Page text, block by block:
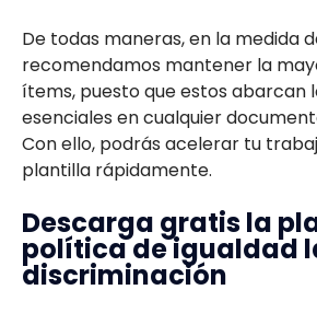
De todas maneras, en la medida
recomendamos mantener la
ítems, puesto que estos abarcan
esenciales en cualquier
Con ello, podrás acelerar tu
plantilla rápidamente.
Descarga gratis la
política de igualdad
discriminación